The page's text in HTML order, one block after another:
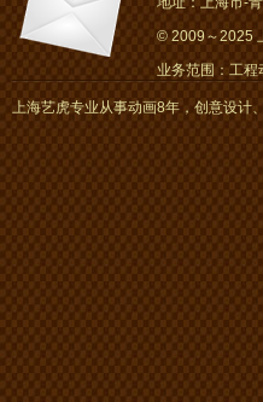
© 2009～2025
业务范围：工程
画、mg动画
上海艺虎专业从事动画8年，创意设计